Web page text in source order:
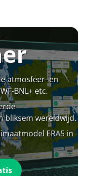
atmosfeer- en
BNL+ etc.
bliksem wereldwijd.
ERA5 in